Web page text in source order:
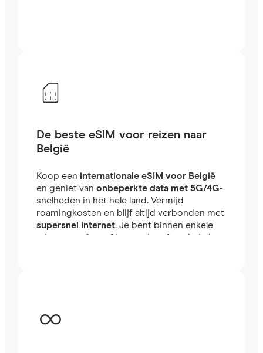
De beste eSIM voor reizen naar
België
Koop een internationale eSIM voor België
en geniet van onbeperkte data met 5G/4G-
snelheden in het hele land. Vermijd
roamingkosten en blijf altijd verbonden met
supersnel internet. Je bent binnen enkele
minuten online, of je nu reist of werkt in het